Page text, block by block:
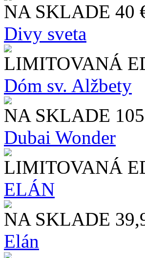
NA SKLADE 40
Divy sveta
LIMITOVANÁ
Dóm sv. Alžbety
NA SKLADE
Dubai Wonder
LIMITOVANÁ
ELÁN
NA SKLADE
Elán